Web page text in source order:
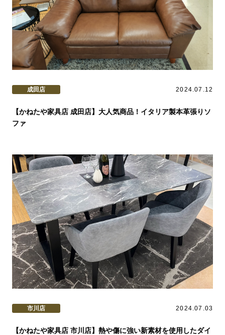
成田店 2024.07.12
【かねたや家具店 成田店】大人気商品！イタリア製本革張りソ
ファ
市川店 2024.07.03
【かねたや家具店 市川店】熱や傷に強い新素材を使用したダイ